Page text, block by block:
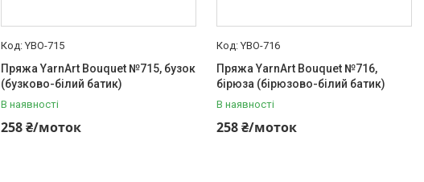
YBO-715
Пряжа YarnArt Bouquet №715, бузок
(бузково-білий батик)
В наявності
258 ₴/моток
YBO-716
Пряжа YarnArt Bouquet №716,
бірюза (бірюзово-білий батик)
В наявності
258 ₴/моток